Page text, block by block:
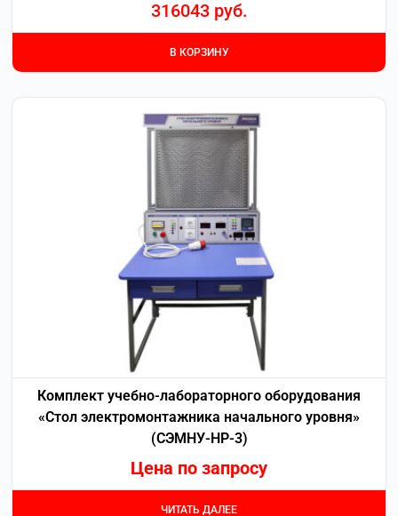
316043 руб.
В КОРЗИНУ
Комплект учебно-лабораторного оборудования
«Стол электромонтажника начального уровня»
(СЭМНУ-НР-3)
Цена по запросу
ЧИТАТЬ ДАЛЕЕ